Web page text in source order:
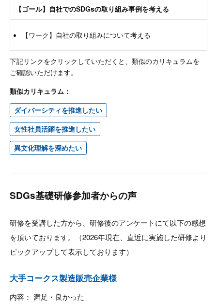
【ゴール】自社でのSDGsの取り組み事例を考える
【ワーク】自社の取り組みについて考える
下記リンクをクリックしていただくと、類似のカリキュラムを
ご確認いただけます。
類似カリキュラム：
ダイバーシティを推進したい
女性社員活躍を推進したい
異文化理解を深めたい
SDGs基礎研修参加者からの声
研修を受講した方から、研修後のアンケートにて以下の感想
を頂いております。（2026年現在、直近に実施した研修より
ピックアップして表示しております）
大手コークス製造販売企業様
内容： 満足・良かった